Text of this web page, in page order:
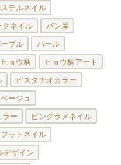
テルネイル
クネイル パン屋
プル パール
ヒョウ柄 ヒョウ柄アート
ピスタチオカラー
ージュ
ラー ピンクラメネイル
フットネイル
デザイン